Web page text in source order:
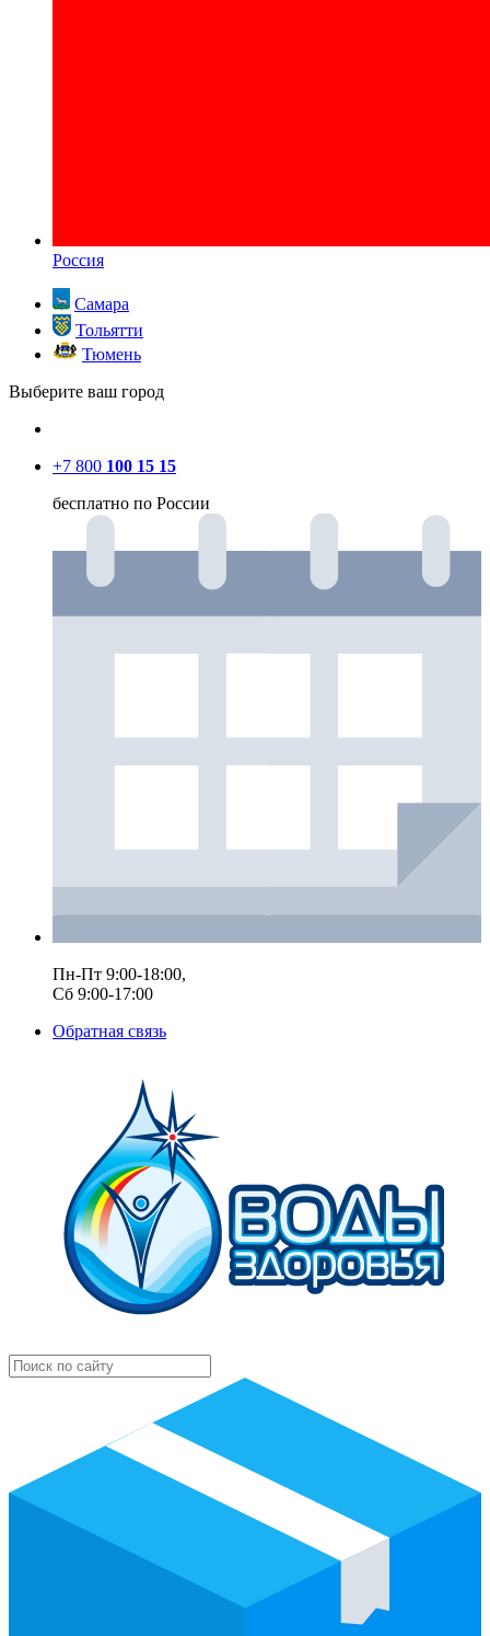
Россия
Самара
Тольятти
Тюмень
Выберите ваш город
+7 800 100 15 15
бесплатно по России
Пн-Пт 9:00-18:00,
Сб 9:00-17:00
Обратная связь